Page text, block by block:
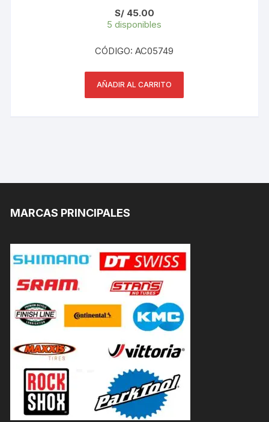
S/45.00
5 disponibles
CÓDIGO: AC05749
AÑADIR AL CARRITO
MARCAS PRINCIPALES